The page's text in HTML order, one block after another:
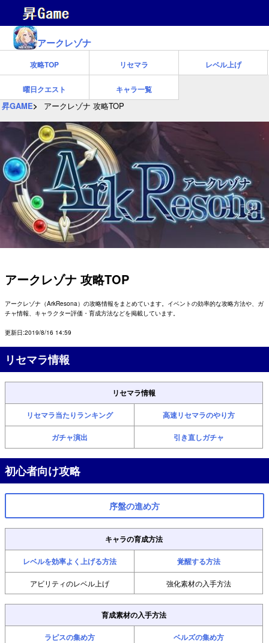
アークレゾナ
攻略TOP リセマラ レベル上げ
曜日クエスト キャラ一覧
昇GAME アークレゾナ 攻略TOP
アークレゾナ 攻略TOP
アークレゾナ（ArkResona）の攻略情報をまとめています。イベントの効率的な攻略方法や、ガ
チャ情報、キャラクター評価・育成方法などを掲載しています。
更新日:2019/8/16 14:59
リセマラ情報
リセマラ情報
リセマラ当たりランキング 高速リセマラのやり方
ガチャ演出 引き直しガチャ
初心者向け攻略
序盤の進め方
キャラの育成方法
レベルを効率よく上げる方法 覚醒する方法
アビリティのレベル上げ 強化素材の入手方法
育成素材の入手方法
ラピスの集め方 ベルズの集め方